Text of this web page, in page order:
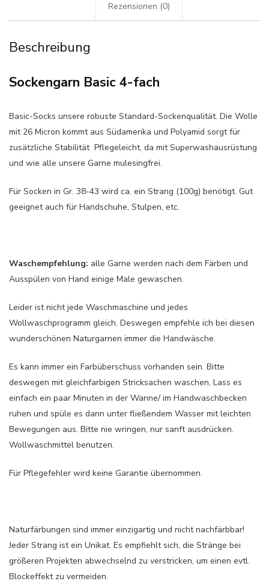
Rezensionen (0)
Beschreibung
Sockengarn Basic 4-fach
Basic-Socks unsere robuste Standard-Sockenqualität. Die Wolle
mit 26 Micron kommt aus Südamerika und Polyamid sorgt für
zusätzliche Stabilität Pflegeleicht, da mit Superwashausrüstung
und wie alle unsere Garne mulesingfrei.
Für Socken in Gr. 38-43 wird ca. ein Strang (100g) benötigt. Gut
geeignet auch für Handschuhe, Stulpen, etc.
Waschempfehlung: alle Garne werden nach dem Färben und
Ausspülen von Hand einige Male gewaschen.
Leider ist nicht jede Waschmaschine und jedes
Wollwaschprogramm gleich. Deswegen empfehle ich bei diesen
wunderschönen Naturgarnen immer die Handwäsche.
Es kann immer ein Farbüberschuss vorhanden sein. Bitte
deswegen mit gleichfarbigen Stricksachen waschen, Lass es
einfach ein paar Minuten in der Wanne/ im Handwaschbecken
ruhen und spüle es dann unter fließendem Wasser mit leichten
Bewegungen aus. Bitte nie wringen, nur sanft ausdrücken.
Wollwaschmittel benutzen.
Für Pflegefehler wird keine Garantie übernommen.
Naturfärbungen sind immer einzigartig und nicht nachfärbbar!
Jeder Strang ist ein Unikat. Es empfiehlt sich, die Stränge bei
größeren Projekten abwechselnd zu verstricken, um einen evtl.
Blockeffekt zu vermeiden.